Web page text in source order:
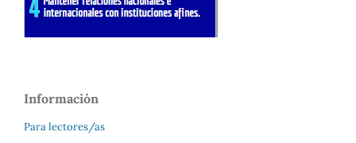
Información
Para lectores/as